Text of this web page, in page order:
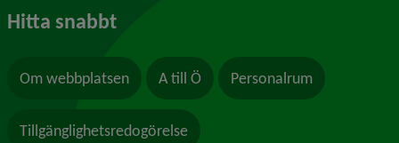
Hitta snabbt
Om webbplatsen A till Ö Personalrum
Tillgänglighetsredogörelse